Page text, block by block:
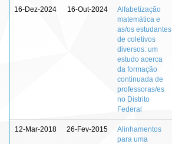
16-Dez-2024 16-Out-2024
Alfabetização
matemática e
as/os estudantes
de coletivos
diversos: um
estudo acerca
da formação
continuada de
professoras/es
no Distrito
Federal
12-Mar-2018 26-Fev-2015
Alinhamentos
para uma